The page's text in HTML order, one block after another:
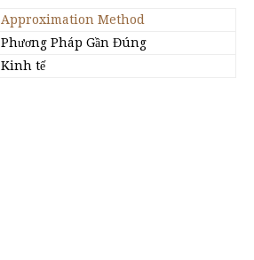
Approximation Method
Phương Pháp Gần Đúng
Kinh tế